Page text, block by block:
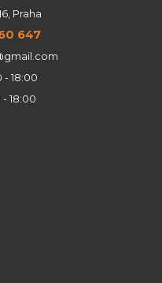
Praha
647
- 18:00
18:00